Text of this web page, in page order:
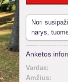
Nori
narys,
Anketos
Vardas:
Amžius: